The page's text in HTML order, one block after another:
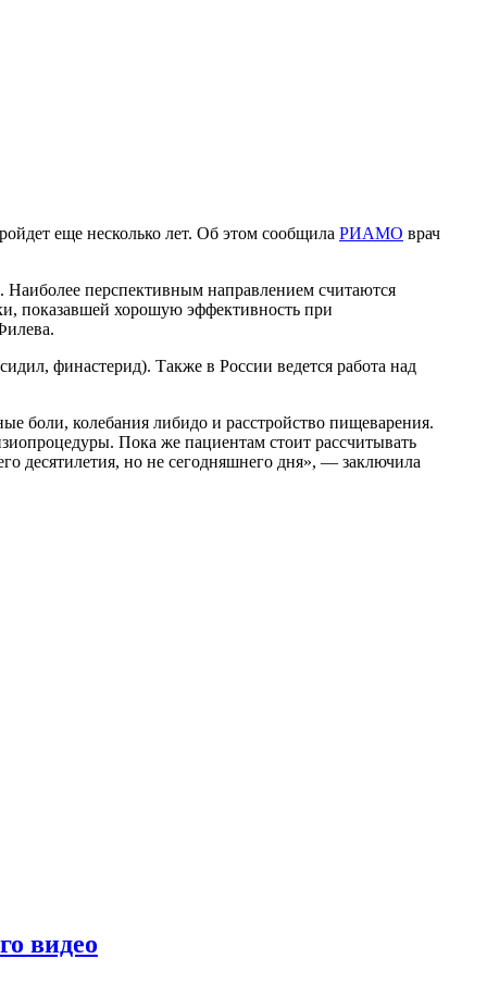
еще несколько лет. Об этом сообщила РИАМО врач
Наиболее перспективным направлением считаются
показавшей хорошую эффективность при
финастерид). Также в России ведется работа над
боли, колебания либидо и расстройство пищеварения.
Пока же пациентам стоит рассчитывать
десятилетия, но не сегодняшнего дня», — заключила
видео